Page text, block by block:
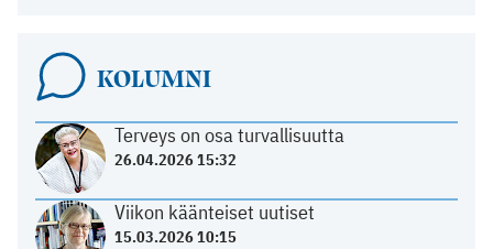
KOLUMNI
Terveys on osa turvallisuutta
26.04.2026 15:32
Viikon käänteiset uutiset
15.03.2026 10:15